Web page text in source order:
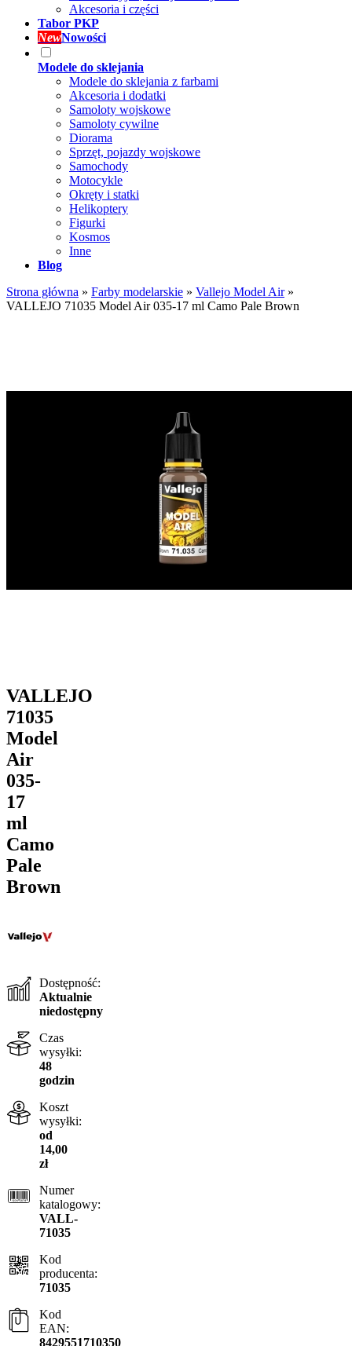
Akcesoria i części
Tabor PKP
NewNowości
Modele do sklejania
Modele do sklejania z farbami
Akcesoria i dodatki
Samoloty wojskowe
Samoloty cywilne
Diorama
Sprzęt, pojazdy wojskowe
Samochody
Motocykle
Okręty i statki
Helikoptery
Figurki
Kosmos
Inne
Blog
Strona główna » Farby modelarskie » Vallejo Model Air»
VALLEJO 71035 Model Air 035-17 ml Camo Pale Brown
VALLEJO
71035
Model
Air
035-
17
ml
Camo
Pale
Brown
Dostępność:
Aktualnie
niedostępny
Czas
wysyłki:
48
godzin
Koszt
wysyłki:
od
14,00
zł
Numer
katalogowy:
VALL-
71035
Kod
producenta:
71035
Kod
EAN:
8429551710350